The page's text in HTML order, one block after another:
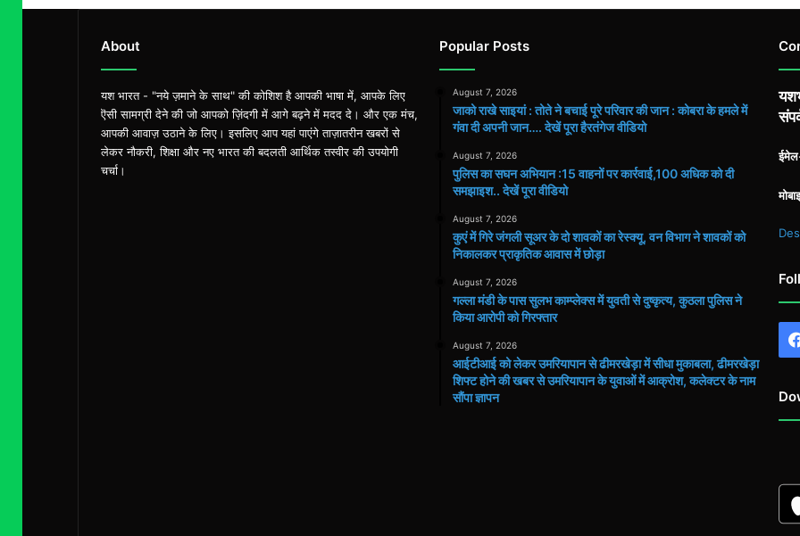
About
यश भारत - "नये ज़माने के साथ" की कोशिश है आपकी भाषा में, आपके लिए
ऎसी सामग्री देने की जो आपको ज़िंदगी में आगे बढ़ने में मदद दे। और एक मंच,
आपकी आवाज़ उठाने के लिए। इसलिए आप यहां पाएंगे ताज़ातरीन खबरों से
लेकर नौकरी, शिक्षा और नए भारत की बदलती आर्थिक तस्वीर की उपयोगी
चर्चा।
Popular Posts
August 7, 2026
जाको राखे साइयां : तोते ने बचाई पूरे परिवार की जान : कोबरा के हमले में
गंवा दी अपनी जान…. देखें पूरा हैरतंगेज वीडियो
August 7, 2026
पुलिस का सघन अभियान :15 वाहनों पर कार्रवाई,100 अधिक को दी
समझाइश.. देखें पूरा वीडियो
August 7, 2026
कुएं में गिरे जंगली सूअर के दो शावकों का रेस्क्यू, वन विभाग ने शावकों को
निकालकर प्राकृतिक आवास में छोड़ा
August 7, 2026
गल्ला मंडी के पास सुलभ काम्प्लेक्स में युवती से दुष्कृत्य, कुठला पुलिस ने
किया आरोपी को गिरफ्तार
August 7, 2026
आईटीआई को लेकर उमरियापान से ढीमरखेड़ा में सीधा मुकाबला, ढीमरखेड़ा
शिफ्ट होने की खबर से उमरियापान के युवाओं में आक्रोश, कलेक्टर के नाम
सौंपा ज्ञापन